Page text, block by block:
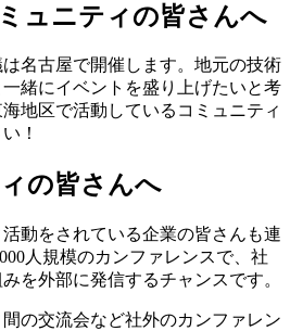
ュニティの皆さんへ
名古屋で開催します。地元の技術
緒にイベントを盛り上げたいと考
地区で活動しているコミュニティ
！
の皆さんへ
動をされている企業の皆さんも連
人規模のカンファレンスで、社
を外部に発信するチャンスです。
の交流会など社外のカンファレン